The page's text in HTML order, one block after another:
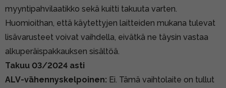
myyntipahvilaatikko sekä kuitti takuuta varten.
Huomioithan, että käytettyjen laitteiden mukana tulevat
lisävarusteet voivat vaihdella, eivätkä ne täysin vastaa
alkuperäispakkauksen sisältöä.
Takuu 03/2024 asti
ALV-vähennyskelpoinen: Ei. Tämä vaihtolaite on tullut